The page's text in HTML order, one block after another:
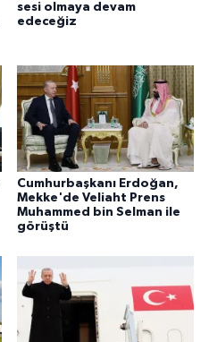
sesi olmaya devam
edeceğiz
Cumhurbaşkanı Erdoğan,
Mekke'de Veliaht Prens
Muhammed bin Selman ile
görüştü